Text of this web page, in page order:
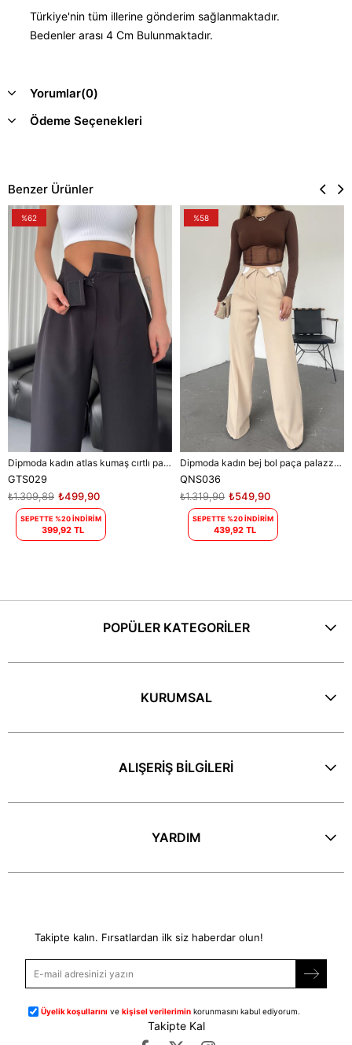
Türkiye'nin tüm illerine gönderim sağlanmaktadır.
Bedenler arası 4 Cm Bulunmaktadır.
Yorumlar(0)
Ödeme Seçenekleri
Benzer Ürünler
Dipmoda kadın atlas kumaş cırtlı palazzo pantolon DPGTS029 - Siyah
GTS029
₺499,90
₺1.309,89
SEPETTE %20 İNDİRİM
399,92 TL
%62
Dipmoda kadın bej bol paça palazzo kumaş pantolon DPQNS036
QNS036
₺549,90
₺1.319,90
SEPETTE %20 İNDİRİM
439,92 TL
%58
POPÜLER KATEGORİLER
KURUMSAL
ALIŞERİŞ BİLGİLERİ
YARDIM
Takipte kalın. Fırsatlardan ilk siz haberdar olun!
Üyelik koşullarını vekişisel verilerimin korunmasını kabul ediyorum.
Takipte Kal